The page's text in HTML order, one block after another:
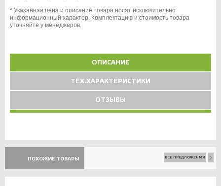
* Указанная цена и описание товара носят исключительно
информационный характер. Комплектацию и стоимость товара
уточняйте у менеджеров.
ОПИСАНИЕ
ТЕХ.ХАРАКТЕРИСТИКИ
ОТЗЫВЫ
ПОХОЖИЕ ТОВАРЫ ВСЕ ПРЕДЛОЖЕНИЯ